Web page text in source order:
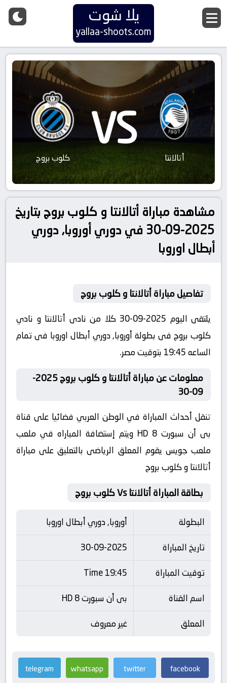
يلا شوت
yallaa-shoots.com
أتالانتا VS كلوب بروج
مشاهدة مباراة أتالانتا و كلوب بروج بتاريخ
2025-09-30 في دوري أوروبا, دوري
أبطال اوروبا
تفاصيل مباراة أتالانتا و كلوب بروج
يلتقى اليوم 2025-09-30 كلا من نادى أتالانتا و نادي
كلوب بروج فى بطولة أوروبا, دوري أبطال اوروبا فى تمام
الساعه 19:45 بتوقيت مصر.
معلومات عن مباراة أتالانتا و كلوب بروج 2025-
09-30
تنقل أحداث المباراة في الوطن العربي فضائيا على قناة
بى أن سبورت 8 HD ويتم إستضافة المباراه في ملعب
ملعب جويس يقوم المعلق الرياضى بالتعليق على مباراة
أتالانتا و كلوب بروج
بطاقة المباراة أتالانتا Vs كلوب بروج
البطولة
أوروبا, دوري أبطال اوروبا
تاريخ المباراة
30-09-2025
توقيت المباراة
19:45 Time
اسم القناة
بى أن سبورت 8 HD
المعلق
غير معروف
facebook
twitter
whatsapp
telegram